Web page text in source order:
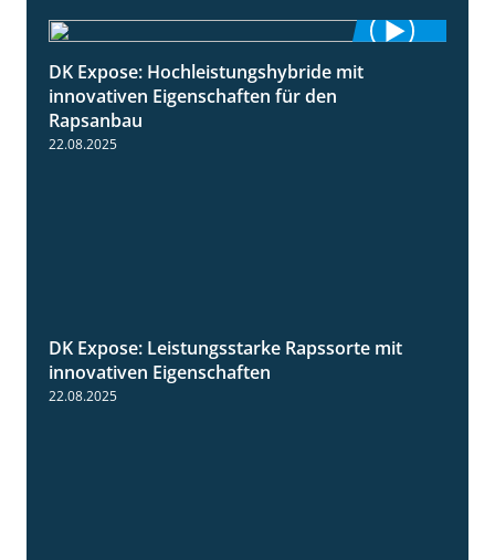
DK Expose: Hochleistungshybride mit
innovativen Eigenschaften für den
Rapsanbau
22.08.2025
2:28
DK Expose: Leistungsstarke Rapssorte mit
innovativen Eigenschaften
22.08.2025